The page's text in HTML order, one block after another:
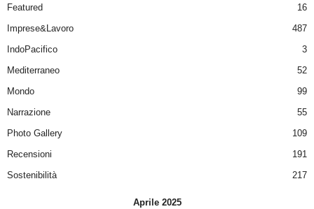
Featured
16
Imprese&Lavoro
487
IndoPacifico
3
Mediterraneo
52
Mondo
99
Narrazione
55
Photo Gallery
109
Recensioni
191
Sostenibilità
217
Aprile 2025